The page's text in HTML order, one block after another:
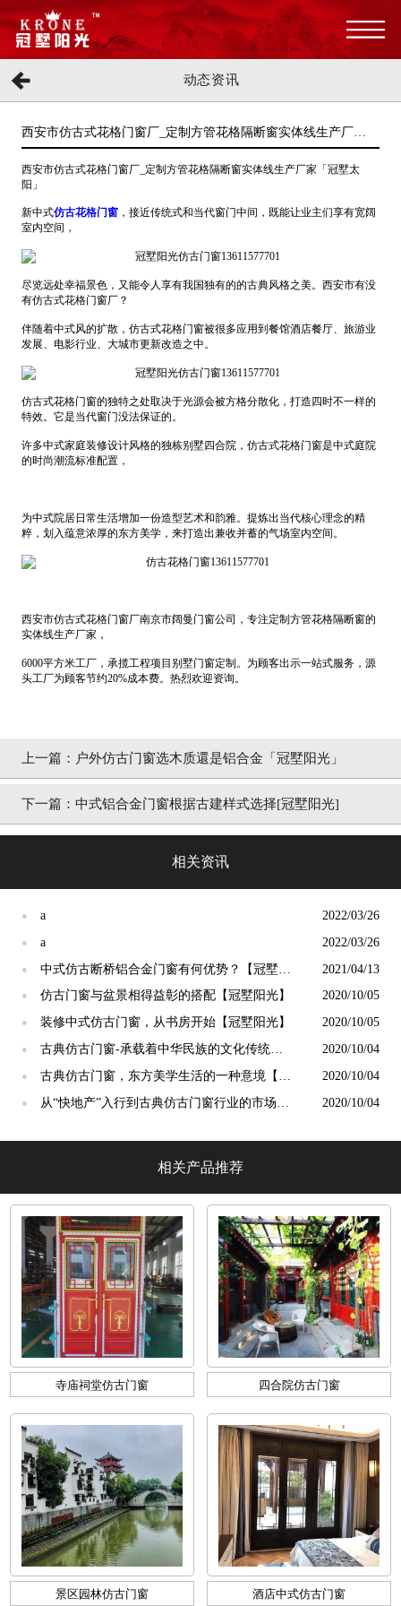
动态资讯
西安市仿古式花格门窗厂_定制方管花格隔断窗实体线生产厂家
西安市仿古式花格门窗厂_定制方管花格隔断窗实体线生产厂家「冠墅太
阳」
新中式仿古花格门窗，接近传统式和当代窗门中间，既能让业主们享有宽阔
室内空间，
尽览远处幸福景色，又能令人享有我国独有的的古典风格之美。西安市有没
有仿古式花格门窗厂？
伴随着中式风的扩散，仿古式花格门窗被很多应用到餐馆酒店餐厅、旅游业
发展、电影行业、大城市更新改造之中。
仿古式花格门窗的独特之处取决于光源会被方格分散化，打造四时不一样的
特效。它是当代窗门没法保证的。
许多中式家庭装修设计风格的独栋别墅四合院，仿古式花格门窗是中式庭院
的时尚潮流标准配置，
为中式院居日常生活增加一份造型艺术和韵雅。提炼出当代核心理念的精
粹，划入蕴意浓厚的东方美学，来打造出兼收并蓄的气场室内空间。
西安市仿古式花格门窗厂南京市阔曼门窗公司，专注定制方管花格隔断窗的
实体线生产厂家，
6000平方米工厂，承揽工程项目别墅门窗定制。为顾客出示一站式服务，源
头工厂为顾客节约20%成本费。热烈欢迎资询。
上一篇： 户外仿古门窗选木质還是铝合金「冠墅阳光」
下一篇： 中式铝合金门窗根据古建样式选择[冠墅阳光]
相关资讯
● a 2022/03/26
● a 2022/03/26
●
中式仿古断桥铝合金门窗有何优势？【冠墅阳
光】
2021/04/13
● 仿古门窗与盆景相得益彰的搭配【冠墅阳光】 2020/10/05
● 装修中式仿古门窗，从书房开始【冠墅阳光】 2020/10/05
●
古典仿古门窗-承载着中华民族的文化传统
【冠墅阳光】
2020/10/04
●
古典仿古门窗，东方美学生活的一种意境【冠
墅阳光】
2020/10/04
●
从“快地产”入行到古典仿古门窗行业的市场转
2020/10/04
相关产品推荐
寺庙祠堂仿古门窗 四合院仿古门窗
景区园林仿古门窗 酒店中式仿古门窗